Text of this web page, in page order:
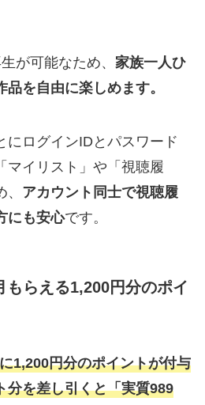
が可能なため、 家族一人ひ
を自由に楽しめます。
にログインIDとパスワード
マイリスト」や「視聴履
アカウント同士で視聴履
にも安心です。
もらえる1,200円分のポイ
1,200円分のポイントが付与
分を差し引くと「実質989